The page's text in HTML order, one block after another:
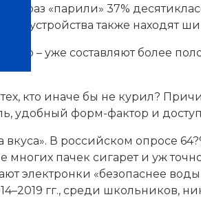
раз «парили» 37%
устройства также находят
пар – уже составляют более
кто иначе бы не курил?
удобный форм-фактор и
В российском опросе
пачек сигарет и уж
электронки «безопаснее
гг., среди школьников,